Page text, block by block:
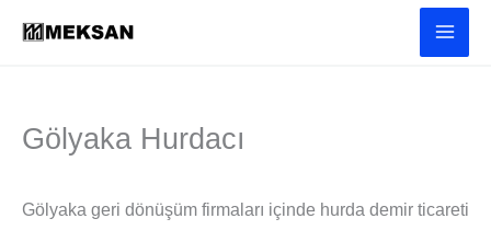
atla
Gölyaka Hurdacı
Gölyaka geri dönüşüm firmaları içinde hurda demir ticareti